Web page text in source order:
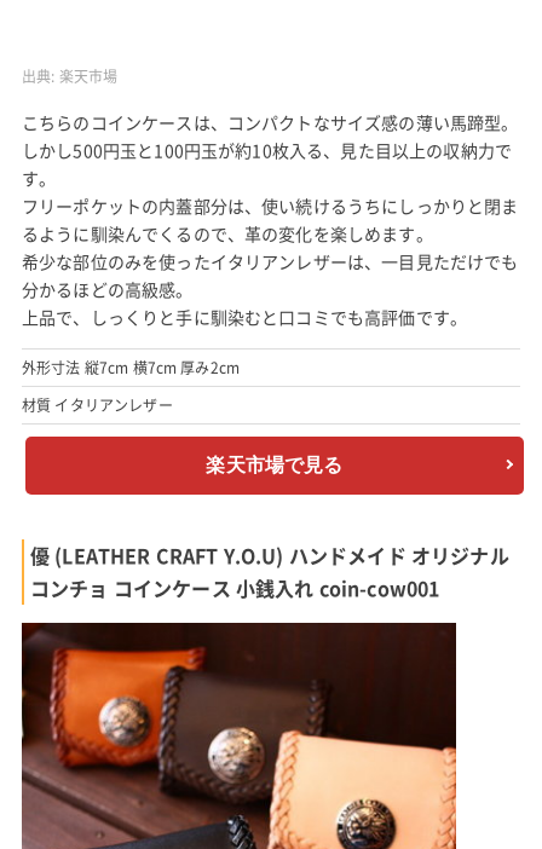
出典: 楽天市場
こちらのコインケースは、コンパクトなサイズ感の薄い馬蹄型。
しかし500円玉と100円玉が約10枚入る、見た目以上の収納力で
す。
フリーポケットの内蓋部分は、使い続けるうちにしっかりと閉ま
るように馴染んでくるので、革の変化を楽しめます。
希少な部位のみを使ったイタリアンレザーは、一目見ただけでも
分かるほどの高級感。
上品で、しっくりと手に馴染むと口コミでも高評価です。
外形寸法 縦7cm 横7cm 厚み2cm
材質 イタリアンレザー
楽天市場で見る
優 (LEATHER CRAFT Y.O.U) ハンドメイド オリジナル
コンチョ コインケース 小銭入れ coin-cow001